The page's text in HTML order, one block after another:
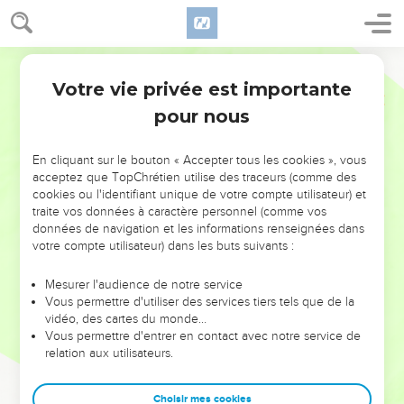
NE MANQUEZ PAS L’ÉVÉNEMENT
DE L’ANNÉE !
ET SI LEURS ERREURS POUVAIENT VOUS ÉVITER LES
VOTRES ?
leur foi ou leur vision. Mais on voit moins les doutes, les erreurs
et les saisons difficiles qu'ils ont traversés, alors même que ce
sont elles qui les ont façonnés.
Dans cette conférence, leaders, entrepreneurs, et responsables
clés pour avancer avec plus de sagesse afin que leurs erreurs
Votre vie privée est importante
pour nous
En cliquant sur le bouton « Accepter tous les cookies », vous
acceptez que TopChrétien utilise des traceurs (comme des
cookies ou l'identifiant unique de votre compte utilisateur) et
traite vos données à caractère personnel (comme vos
données de navigation et les informations renseignées dans
votre compte utilisateur) dans les buts suivants :
Mesurer l'audience de notre service
Vous permettre d'utiliser des services tiers tels que de la
vidéo, des cartes du monde…
Vous permettre d'entrer en contact avec notre service de
relation aux utilisateurs.
Choisir mes cookies